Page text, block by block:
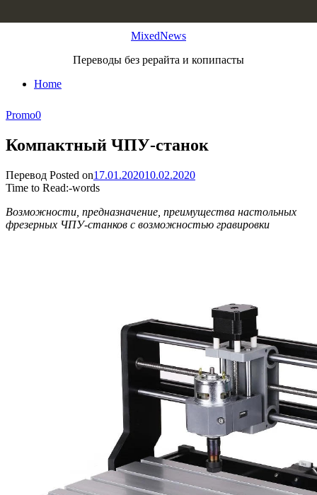
MixedNews
Переводы без рерайта и копипасты
Home
Promo0
Компактный ЧПУ-станок
Перевод Posted on17.01.202010.02.2020
Time to Read:-words
Возможности, предназначение, преимущества настольных
фрезерных ЧПУ-станков с возможностью гравировки